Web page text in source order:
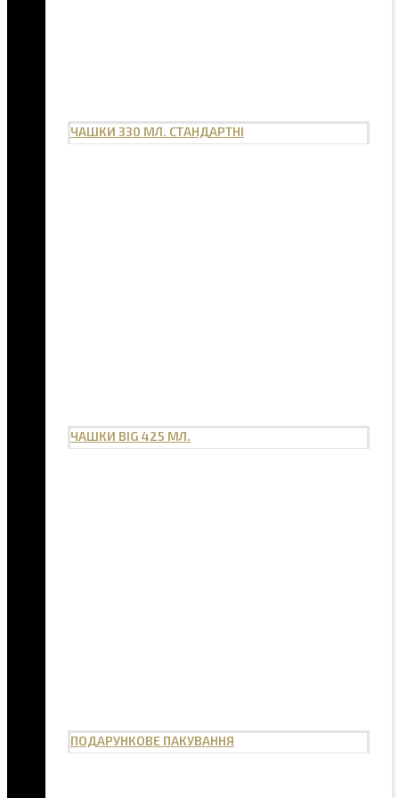
ЧАШКИ 330 МЛ. СТАНДАРТНІ
ЧАШКИ BIG 425 МЛ.
ПОДАРУНКОВЕ ПАКУВАННЯ